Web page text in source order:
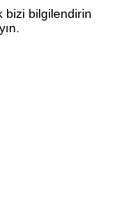
bizi bilgilendirin